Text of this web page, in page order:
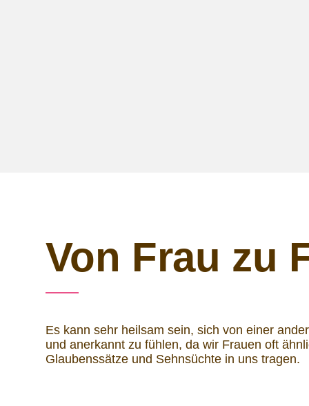
Von Frau zu
Es kann sehr heilsam sein, sich von einer
und anerkannt zu fühlen, da wir Frauen oft
Glaubenssätze und Sehnsüchte in uns tragen.